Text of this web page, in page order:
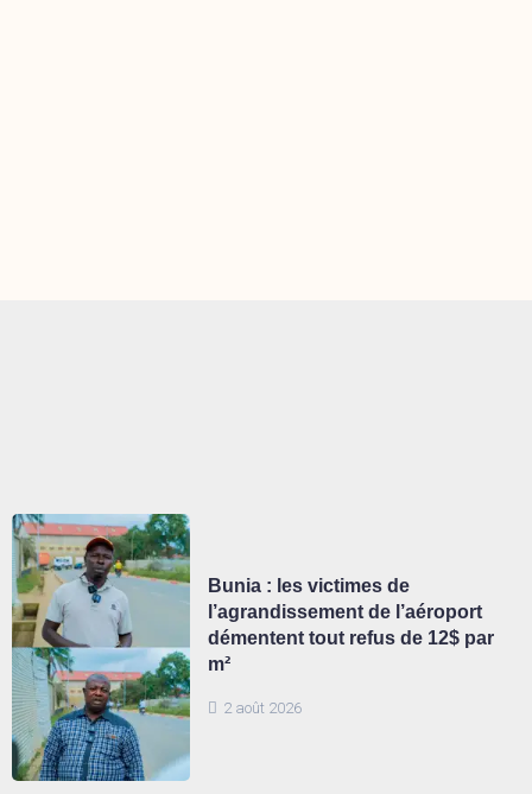
2 août 2026
Bunia : les victimes de
l’agrandissement de l’aéroport
démentent tout refus de 12$ par
m²